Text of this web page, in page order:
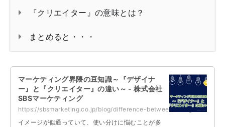
『クリエイター』の意味とは？
まとめると・・・
マーケティング界隈の豆知識～『デザイナ
ー』と『クリエイター』の違い～ - 株式会社
SBSマーケティング
https://sbsmarketing.co.jp/blog/difference-between-designer-and-creator-2024-02/
イメージが似通っていて、使い分けに悩むことが多